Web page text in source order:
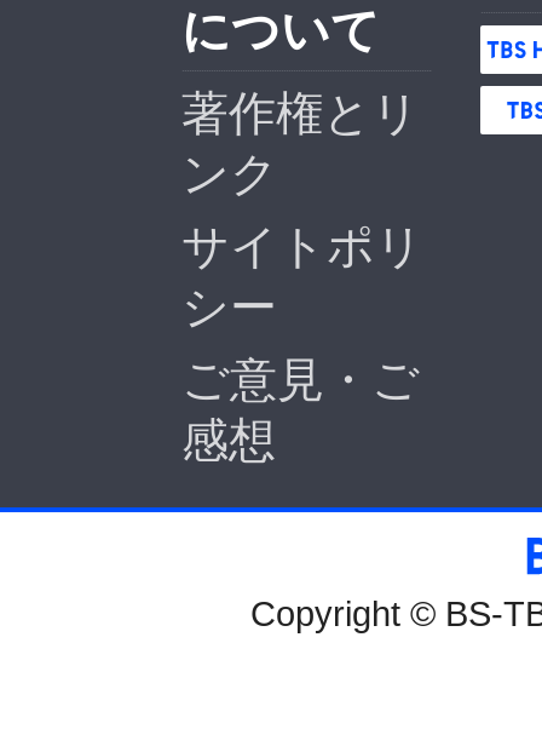
Copyright © BS-
について
著作権とリ
ンク
サイトポリ
シー
ご意見・ご
感想